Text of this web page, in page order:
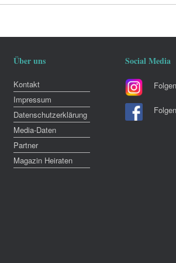
Über uns
Kontakt
Impressum
Datenschutzerklärung
Media-Daten
Partner
Magazin Heiraten
Social Media